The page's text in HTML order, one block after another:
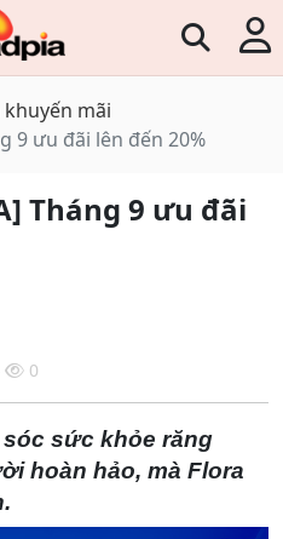
mãi
9 ưu đãi lên đến 20%
Tháng 9 ưu đãi
0
sức khỏe răng
hoàn hảo, mà Flora